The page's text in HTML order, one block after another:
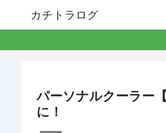
カチトラログ
パーソナルクーラー
に！